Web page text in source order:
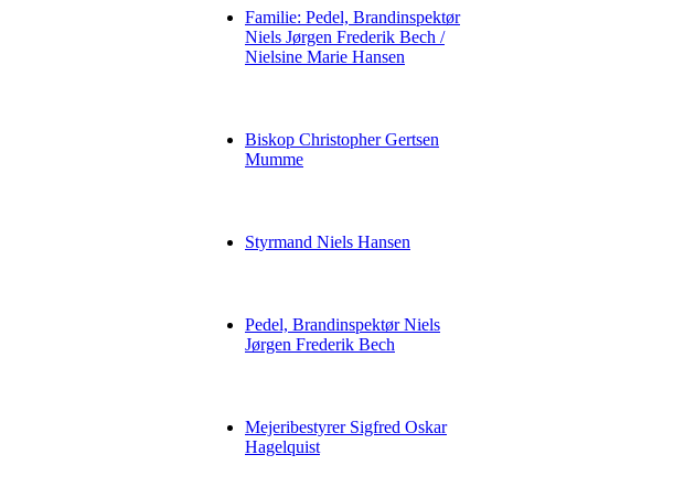
Familie: Pedel, Brandinspektør
Niels Jørgen Frederik Bech /
Nielsine Marie Hansen
Biskop Christopher Gertsen
Mumme
Styrmand Niels Hansen
Pedel, Brandinspektør Niels
Jørgen Frederik Bech
Mejeribestyrer Sigfred Oskar
Hagelquist